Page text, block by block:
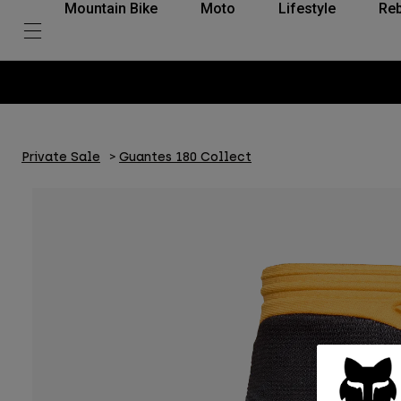
Mountain Bike Moto Lifestyle
Private Sale Guantes 180 Collect